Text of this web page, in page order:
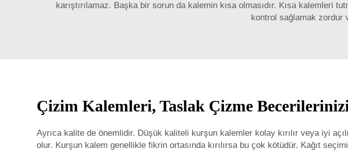
karıştırılamaz. Başka bir sorun da kalemin kısa olmasıdır. Kısa kalemleri
kontrol sağlamak zordur
Çizim Kalemleri, Taslak Çizme
Ayrıca kalite de önemlidir. Düşük kaliteli kurşun kalemler kolay kırılır veya iyi
olur. Kurşun kalem genellikle fikrin ortasında kırılırsa bu çok kötüdür. Kağıt